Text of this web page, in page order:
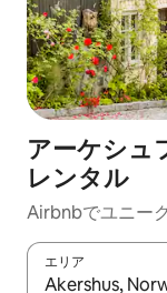
アーケシュ
レンタル
Airbnbでユニー
エリア
検索結果が表示